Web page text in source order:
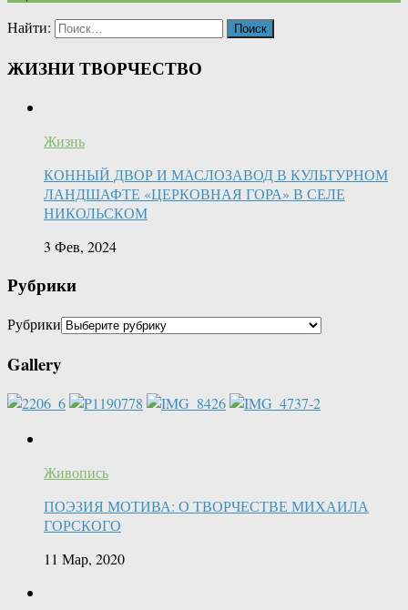
Найти:
ЖИЗНИ ТВОРЧЕСТВО
Жизнь
КОННЫЙ ДВОР И МАСЛОЗАВОД В КУЛЬТУРНОМ
ЛАНДШАФТЕ «ЦЕРКОВНАЯ ГОРА» В СЕЛЕ
НИКОЛЬСКОМ
3 Фев, 2024
Рубрики
Рубрики
Gallery
Живопись
ПОЭЗИЯ МОТИВА: О ТВОРЧЕСТВЕ МИХАИЛА
ГОРСКОГО
11 Мар, 2020